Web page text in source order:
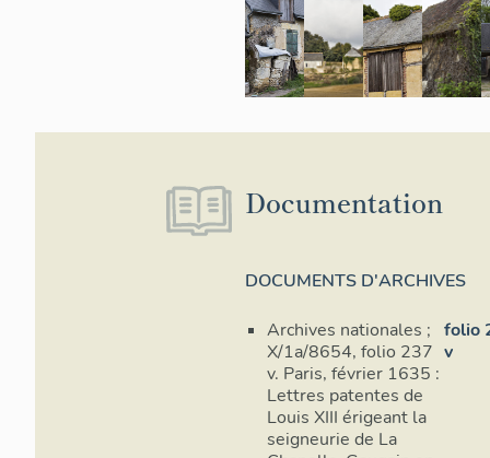
Documentation
DOCUMENTS D'ARCHIVES
Archives nationales ;
X/1a/8654, folio 237
v. Paris, février 1635 :
Lettres patentes de
Louis XIII érigeant la
seigneurie de La
folio
v